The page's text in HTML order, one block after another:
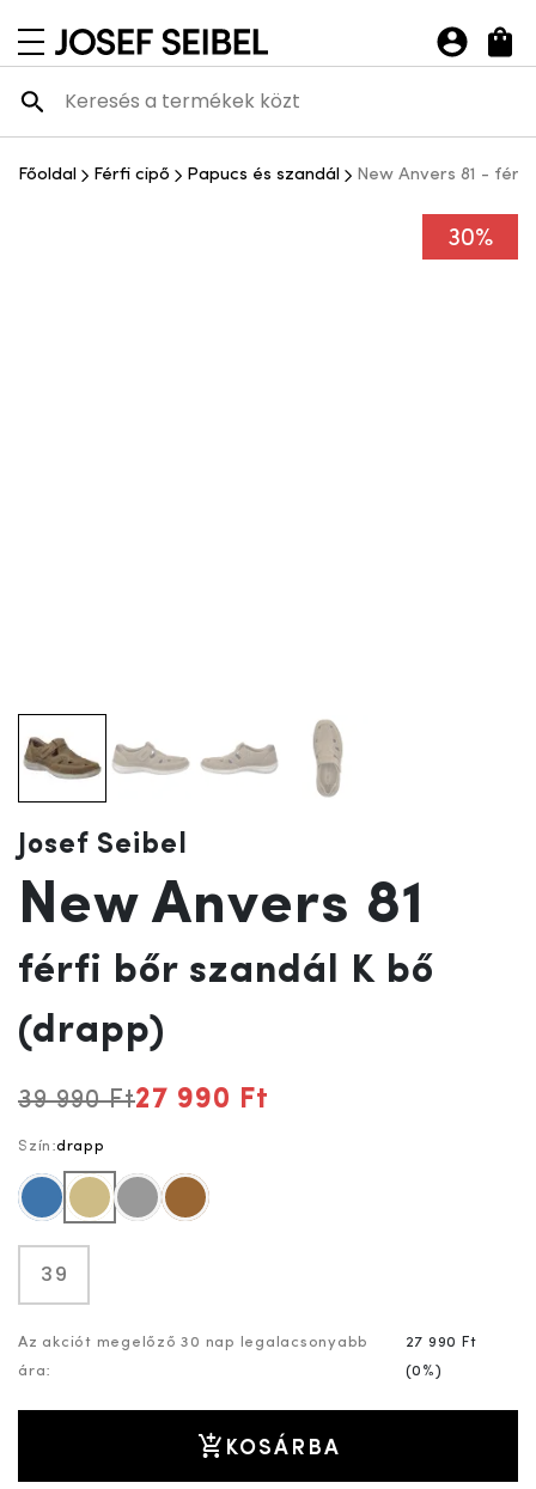
navigációs menü megnyitása
Josef Seibel Webshop
Főoldal Férfi cipő Papucs és szandál New Anvers 81 - férfi
30%
Josef Seibel
New Anvers 81
férfi bőr szandál K bő
(drapp)
39 990 Ft27 990 Ft
Szín:drapp
kék drappszürkebarna
39
Az akciót megelőző 30 nap legalacsonyabb
ára:
27 990 Ft
(0%)
KOSÁRBA